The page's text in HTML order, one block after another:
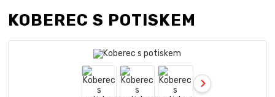
KOBEREC S POTISKEM